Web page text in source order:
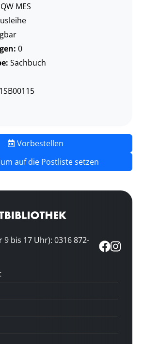
MES
0
Sachbuch
Vorbestellen
auf die Postliste setzen
9 bis 17 Uhr): 0316 872-